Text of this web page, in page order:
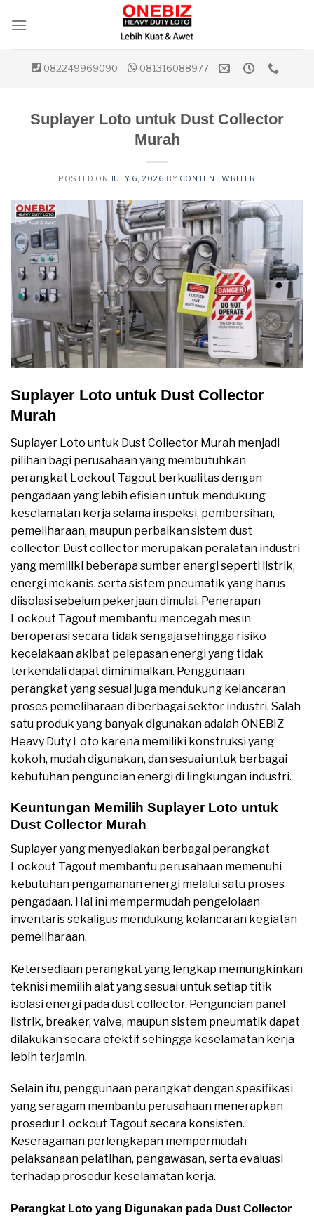
082249969090 081316088977
Suplayer Loto untuk Dust Collector
Murah
POSTED ON JULY 6, 2026 BY CONTENT WRITER
Suplayer Loto untuk Dust Collector
Murah
Suplayer Loto untuk Dust Collector Murah menjadi
pilihan bagi perusahaan yang membutuhkan
perangkat Lockout Tagout berkualitas dengan
pengadaan yang lebih efisien untuk mendukung
keselamatan kerja selama inspeksi, pembersihan,
pemeliharaan, maupun perbaikan sistem dust
collector. Dust collector merupakan peralatan industri
yang memiliki beberapa sumber energi seperti listrik,
energi mekanis, serta sistem pneumatik yang harus
diisolasi sebelum pekerjaan dimulai. Penerapan
Lockout Tagout membantu mencegah mesin
beroperasi secara tidak sengaja sehingga risiko
kecelakaan akibat pelepasan energi yang tidak
terkendali dapat diminimalkan. Penggunaan
perangkat yang sesuai juga mendukung kelancaran
proses pemeliharaan di berbagai sektor industri. Salah
satu produk yang banyak digunakan adalah ONEBIZ
Heavy Duty Loto karena memiliki konstruksi yang
kokoh, mudah digunakan, dan sesuai untuk berbagai
kebutuhan penguncian energi di lingkungan industri.
Keuntungan Memilih Suplayer Loto untuk
Dust Collector Murah
Suplayer yang menyediakan berbagai perangkat
Lockout Tagout membantu perusahaan memenuhi
kebutuhan pengamanan energi melalui satu proses
pengadaan. Hal ini mempermudah pengelolaan
inventaris sekaligus mendukung kelancaran kegiatan
pemeliharaan.
Ketersediaan perangkat yang lengkap memungkinkan
teknisi memilih alat yang sesuai untuk setiap titik
isolasi energi pada dust collector. Penguncian panel
listrik, breaker, valve, maupun sistem pneumatik dapat
dilakukan secara efektif sehingga keselamatan kerja
lebih terjamin.
Selain itu, penggunaan perangkat dengan spesifikasi
yang seragam membantu perusahaan menerapkan
prosedur Lockout Tagout secara konsisten.
Keseragaman perlengkapan mempermudah
pelaksanaan pelatihan, pengawasan, serta evaluasi
terhadap prosedur keselamatan kerja.
Perangkat Loto yang Digunakan pada Dust Collector